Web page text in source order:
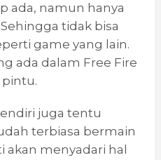
ada, namun hanya
tidak bisa
game yang lain.
ada dalam Free Fire
juga tentu
terbiasa bermain
menyadari hal